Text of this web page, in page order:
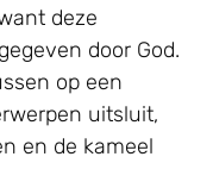
deze
door God.
op een
uitsluit,
en de kameel